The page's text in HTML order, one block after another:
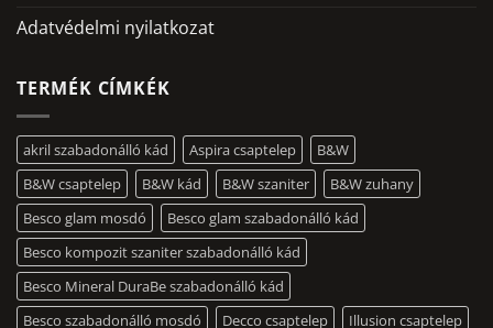
Adatvédelmi nyilatkozat
TERMÉK CÍMKÉK
akril szabadonálló kád Aspira csaptelep
B&W
B&W csaptelep
B&W kád B&W szaniter
B&W zuhany
Besco glam mosdó
Besco glam szabadonálló kád
Besco kompozit szaniter szabadonálló kád
Besco Mineral DuraBe szabadonálló kád
Besco szabadonálló mosdó
Decco csaptelep
Illusion csaptelep